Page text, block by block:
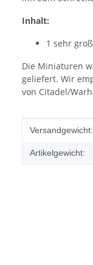
Inhalt:
1 sehr
Die Miniaturen
geliefert. Wir
von Citadel/
Wert
Versandgewicht:
Artikelgewicht: